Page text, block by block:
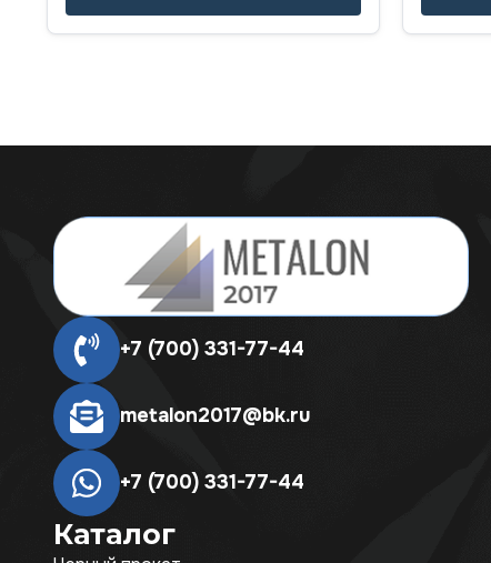
+7 (700) 331-77-44
metalon2017@bk.ru
+7 (700) 331-77-44
Каталог